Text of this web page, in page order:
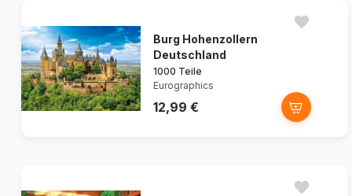
Burg Hohenzollern
Deutschland
1000 Teile
Eurographics
12,99 €